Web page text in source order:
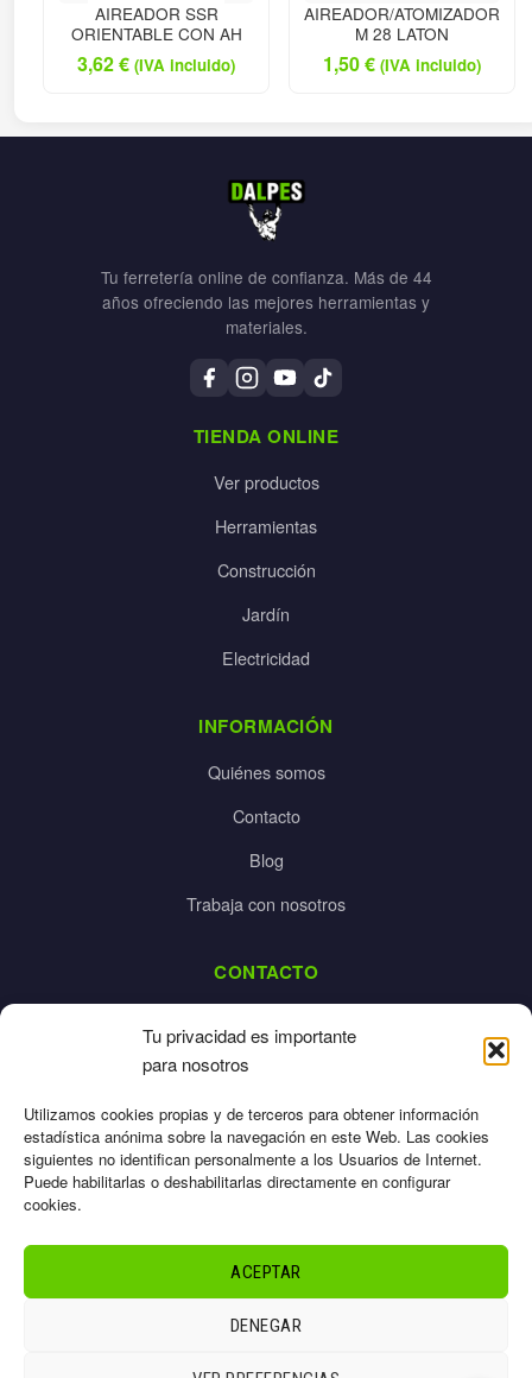
Tu privacidad es importante
para nosotros
Utilizamos cookies propias y de terceros para obtener información
estadística anónima sobre la navegación en este Web. Las cookies
siguientes no identifican personalmente a los Usuarios de Internet.
Puede habilitarlas o deshabilitarlas directamente en configurar
cookies.
ACEPTAR
DENEGAR
AIREADOR SSR
ORIENTABLE CON AH
3,62€ (IVA incluido)
AIREADOR/ATOMIZADOR
M 28 LATON
1,50€ (IVA incluido)
Tu ferretería online de confianza. Más de 44
años ofreciendo las mejores herramientas y
materiales.
TIENDA ONLINE
Ver productos
Herramientas
Construcción
Jardín
Electricidad
INFORMACIÓN
Quiénes somos
Contacto
Blog
Trabaja con nosotros
CONTACTO
925 532 213
Cookies
Términos
Sitemap